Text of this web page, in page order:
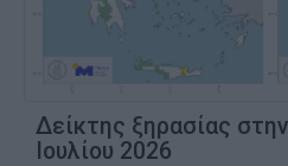
Δείκτης ξηρασίας
Ιουλίου 2026